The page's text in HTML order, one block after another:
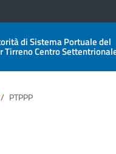
di Sistema Portuale del
Tirreno Centro
PTPPP